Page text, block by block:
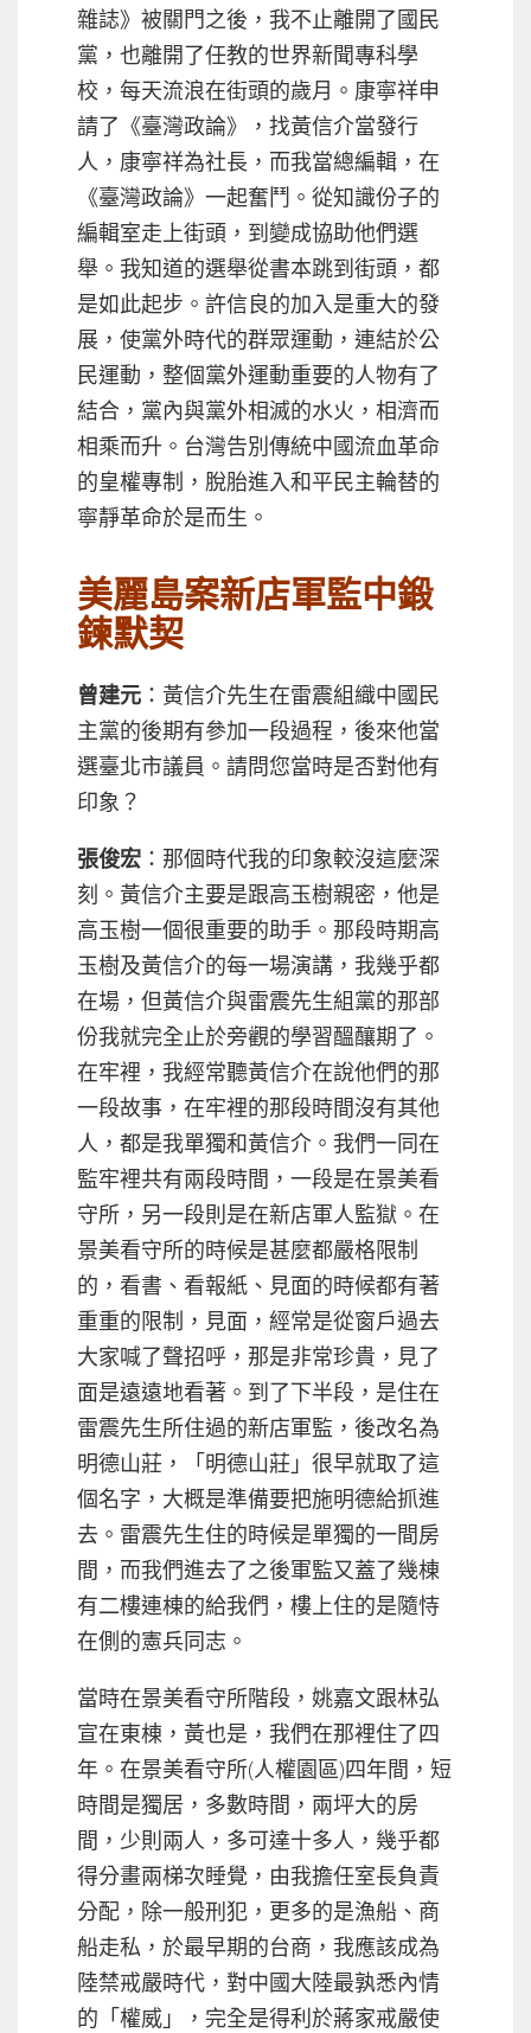
雜誌》被關門之後，我不止離開了國民
黨，也離開了任教的世界新聞專科學
校，每天流浪在街頭的歲月。康寧祥申
請了《臺灣政論》，找黃信介當發行
人，康寧祥為社長，而我當總編輯，在
《臺灣政論》一起奮鬥。從知識份子的
編輯室走上街頭，到變成協助他們選
舉。我知道的選舉從書本跳到街頭，都
是如此起步。許信良的加入是重大的發
展，使黨外時代的群眾運動，連結於公
民運動，整個黨外運動重要的人物有了
結合，黨內與黨外相滅的水火，相濟而
相乘而升。台灣告別傳統中國流血革命
的皇權專制，脫胎進入和平民主輪替的
寧靜革命於是而生。
美麗島案新店軍監中鍛
鍊默契
曾建元 ：黃信介先生在雷震組織中國民
主黨的後期有參加一段過程，後來他當
選臺北市議員。請問您當時是否對他有
印象？
張俊宏 ：那個時代我的印象較沒這麼深
刻。黃信介主要是跟高玉樹親密，他是
高玉樹一個很重要的助手。那段時期高
玉樹及黃信介的每一場演講，我幾乎都
在場，但黃信介與雷震先生組黨的那部
份我就完全止於旁觀的學習醞釀期了。
在牢裡，我經常聽黃信介在說他們的那
一段故事，在牢裡的那段時間沒有其他
人，都是我單獨和黃信介。我們一同在
監牢裡共有兩段時間，一段是在景美看
守所，另一段則是在新店軍人監獄。在
景美看守所的時候是甚麼都嚴格限制
的，看書、看報紙、見面的時候都有著
重重的限制，見面，經常是從窗戶過去
大家喊了聲招呼，那是非常珍貴，見了
面是遠遠地看著。到了下半段，是住在
雷震先生所住過的新店軍監，後改名為
明德山莊，「明德山莊」很早就取了這
個名字，大概是準備要把施明德給抓進
去。雷震先生住的時候是單獨的一間房
間，而我們進去了之後軍監又蓋了幾棟
有二樓連棟的給我們，樓上住的是隨恃
在側的憲兵同志。
當時在景美看守所階段，姚嘉文跟林弘
宣在東棟，黃也是，我們在那裡住了四
年。在景美看守所(人權園區)四年間，短
時間是獨居，多數時間，兩坪大的房
間，少則兩人，多可達十多人，幾乎都
得分畫兩梯次睡覺，由我擔任室長負責
分配，除一般刑犯，更多的是漁船、商
船走私，於最早期的台商，我應該成為
陸禁戒嚴時代，對中國大陸最孰悉內情
的「權威」，完全是得利於蔣家戒嚴使